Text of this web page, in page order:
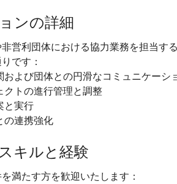
ンの詳細
営利団体における協力業務を担当す
です：
および団体との円滑なコミュニケーシ
クトの進行管理と調整
と実行
の連携強化
キルと経験
満たす方を歓迎いたします：